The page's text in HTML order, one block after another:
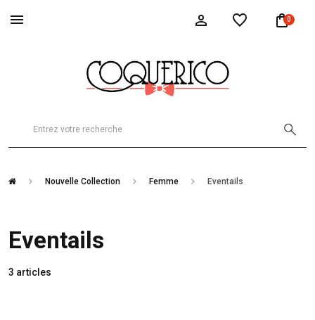
0
Nouvelle Collection Femme Eventails
Eventails
3 articles